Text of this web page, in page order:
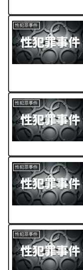
性犯罪事件
性犯罪事件
性犯罪事件
性犯罪事件